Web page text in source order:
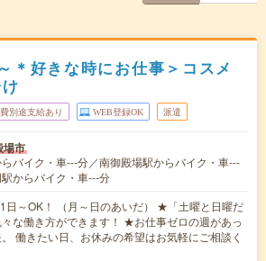
＊好きな時にお仕事＞コスメ
別途支給あり WEB登録OK 派遣
場市
バイク・車---分／南御殿場駅からバイク・車---
からバイク・車---分
日～OK！ （月～日のあいだ） ★「土曜と日曜だ
な働き方ができます！ ★お仕事ゼロの週があっ
働きたい日、お休みの希望はお気軽にご相談く